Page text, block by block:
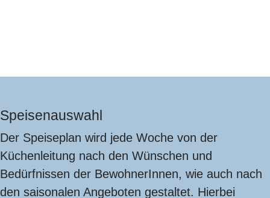
Speisenauswahl
Der Speiseplan wird jede Woche von der
Küchenleitung nach den Wünschen und
Bedürfnissen der BewohnerInnen, wie auch nach
den saisonalen Angeboten gestaltet. Hierbei